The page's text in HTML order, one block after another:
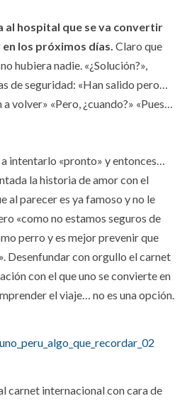
al hospital que se va convertir
en los próximos días. Claro que
hubiera nadie. «¿Solución?»,
de seguridad: «Han salido pero…
a volver» «Pero, ¿cuando?» «Pues…
intentarlo «pronto» y entonces…
la historia de amor con el
al parecer es ya famoso y no le
«como no estamos seguros de
perro y es mejor prevenir que
Desenfundar con orgullo el carnet
con el que uno se convierte en
el viaje… no es una opción.
carnet internacional con cara de